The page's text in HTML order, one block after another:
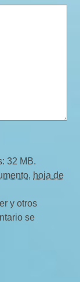
32 MB.
, hoja de
y otros
se